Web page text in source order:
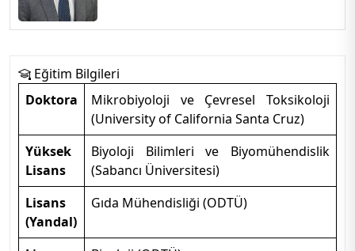
Eğitim Bilgileri
Doktora
Mikrobiyoloji ve Çevresel Toksikoloji
(University of California Santa Cruz)
Yüksek
Lisans
Biyoloji Bilimleri ve Biyomühendislik
(Sabancı Üniversitesi)
Lisans
(Yandal)
Gıda Mühendisliği (ODTÜ)